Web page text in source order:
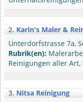
2. Karin's Maler &
Unterdorfstrasse 7a,
Rubrik(en):
Reinigungen aller
3. Nitsa Reinigung